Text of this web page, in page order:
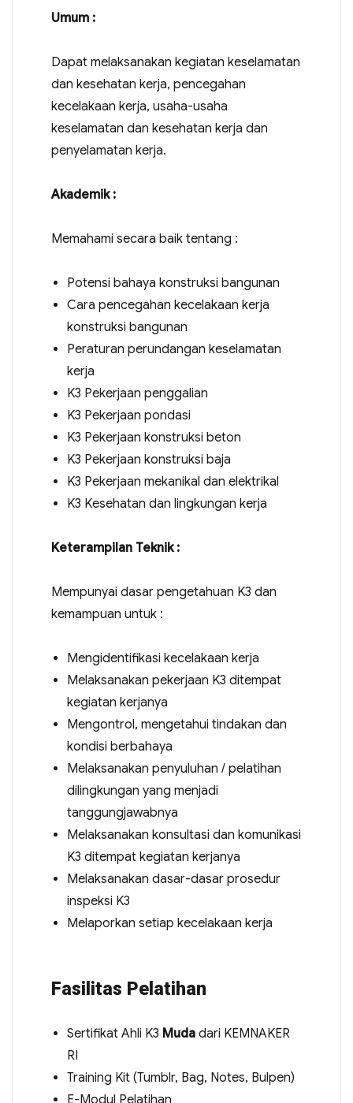
Umum :
Dapat melaksanakan kegiatan keselamatan
dan kesehatan kerja, pencegahan
kecelakaan kerja, usaha-usaha
keselamatan dan kesehatan kerja dan
penyelamatan kerja.
Akademik :
Memahami secara baik tentang :
Potensi bahaya konstruksi bangunan
Cara pencegahan kecelakaan kerja
konstruksi bangunan
Peraturan perundangan keselamatan
kerja
K3 Pekerjaan penggalian
K3 Pekerjaan pondasi
K3 Pekerjaan konstruksi beton
K3 Pekerjaan konstruksi baja
K3 Pekerjaan mekanikal dan elektrikal
K3 Kesehatan dan lingkungan kerja
Keterampilan Teknik :
Mempunyai dasar pengetahuan K3 dan
kemampuan untuk :
Mengidentifikasi kecelakaan kerja
Melaksanakan pekerjaan K3 ditempat
kegiatan kerjanya
Mengontrol, mengetahui tindakan dan
kondisi berbahaya
Melaksanakan penyuluhan / pelatihan
dilingkungan yang menjadi
tanggungjawabnya
Melaksanakan konsultasi dan komunikasi
K3 ditempat kegiatan kerjanya
Melaksanakan dasar-dasar prosedur
inspeksi K3
Melaporkan setiap kecelakaan kerja
Fasilitas Pelatihan
Sertifikat Ahli K3 Mudadari KEMNAKER
RI
Training Kit (Tumblr, Bag, Notes, Bulpen)
E-Modul Pelatihan